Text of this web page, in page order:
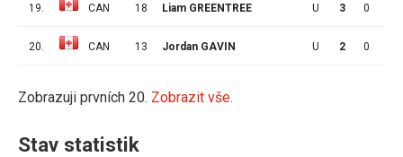
19. CAN 18 Liam GREENTREE U 3 0
20. CAN 13 Jordan GAVIN U 2 0
Zobrazuji prvních 20. Zobrazit vše.
Stav statistik